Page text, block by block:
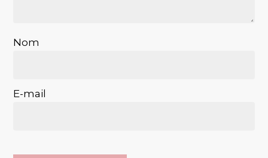
Nom
E-mail